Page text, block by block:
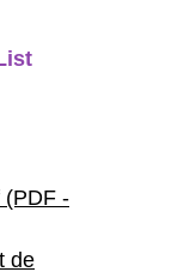
(PDF -
de